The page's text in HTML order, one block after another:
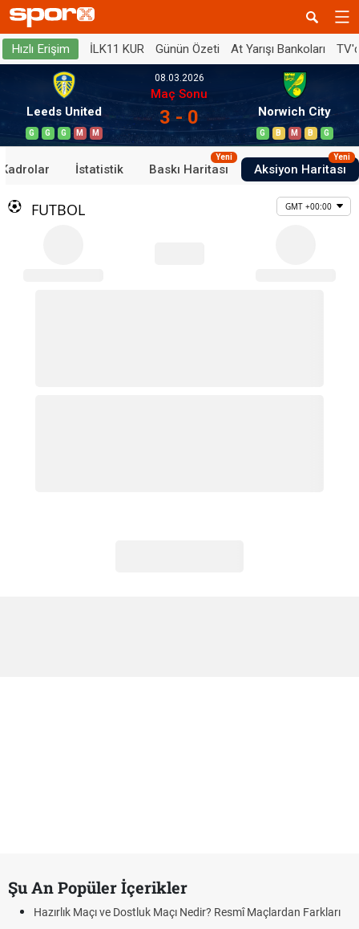
Hızlı Erişim İLK11 KUR Günün Özeti At Yarışı Bankoları
Leeds United
G G G M M
08.03.2026
Maç Sonu
3 - 0 Norwich City
G B M B G
Kadrolar İstatistik Baskı Haritası
Yeni
Aksiyon Haritası
Yeni
FUTBOL GMT +00:00
Şu An Popüler İçerikler
Hazırlık Maçı ve Dostluk Maçı Nedir? Resmî Maçlardan Farkları